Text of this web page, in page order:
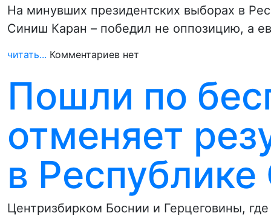
На минувших президентских выборах в
Синиш Каран – победил не оппозицию, а
читать... Комментариев нет
Пошли по
отменяет
в
Центризбирком Боснии и Герцеговины,